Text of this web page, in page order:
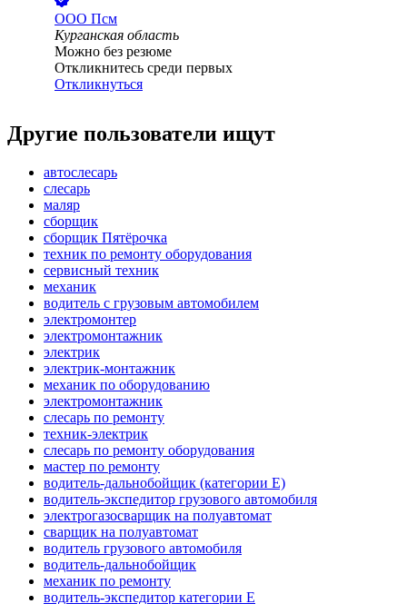
ООО Псм
Курганская область
Можно без резюме
Откликнитесь среди первых
Откликнуться
Другие пользователи ищут
автослесарь
слесарь
маляр
сборщик
сборщик Пятёрочка
техник по ремонту оборудования
сервисный техник
механик
водитель с грузовым автомобилем
электромонтер
электромонтажник
электрик
электрик-монтажник
механик по оборудованию
электромонтажник
слесарь по ремонту
техник-электрик
слесарь по ремонту оборудования
мастер по ремонту
водитель-дальнобойщик (категории Е)
водитель-экспедитор грузового автомобиля
электрогазосварщик на полуавтомат
сварщик на полуавтомат
водитель грузового автомобиля
водитель-дальнобойщик
механик по ремонту
водитель-экспедитор категории Е